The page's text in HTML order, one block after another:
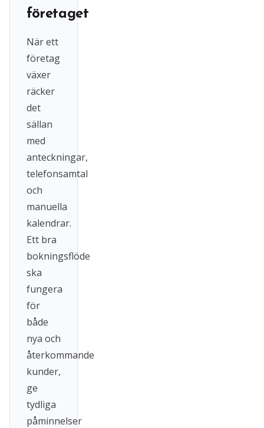
företaget
När ett
företag
växer
räcker
det
sällan
med
anteckningar,
telefonsamtal
och
manuella
kalendrar.
Ett bra
bokningsflöde
ska
fungera
för
både
nya och
återkommande
kunder,
ge
tydliga
påminnelser